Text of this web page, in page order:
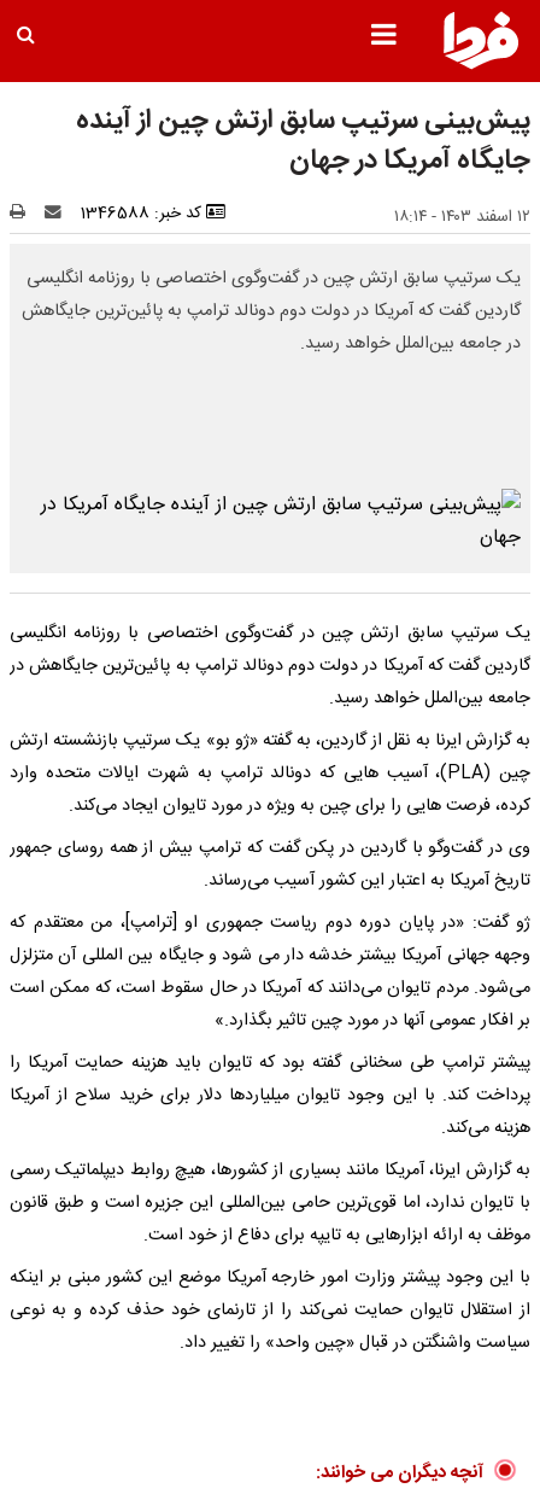
پیش‌بینی سرتیپ سابق ارتش چین از آینده
جایگاه آمریکا در جهان
۱۲ اسفند ۱۴۰۳ - ۱۸:۱۴ کد خبر: 1346588
یک سرتیپ سابق ارتش چین در گفت‌وگوی اختصاصی با روزنامه انگلیسی
گاردین گفت که آمریکا در دولت دوم دونالد ترامپ به پائین‌ترین جایگاهش
در جامعه بین‌الملل خواهد رسید.
یک سرتیپ سابق ارتش چین در گفت‌وگوی اختصاصی با روزنامه انگلیسی
گاردین گفت که آمریکا در دولت دوم دونالد ترامپ به پائین‌ترین جایگاهش در
جامعه بین‌الملل خواهد رسید.
به گزارش ایرنا به نقل از گاردین، به گفته «ژو بو» یک سرتیپ بازنشسته ارتش
چین (PLA)، آسیب هایی که دونالد ترامپ به شهرت ایالات متحده وارد
کرده، فرصت هایی را برای چین به ویژه در مورد تایوان ایجاد می‌کند.
وی در گفت‌وگو با گاردین در پکن گفت که ترامپ بیش از همه روسای جمهور
تاریخ آمریکا به اعتبار این کشور آسیب می‌رساند.
ژو گفت: «در پایان دوره دوم ریاست جمهوری او [ترامپ]، من معتقدم که
وجهه جهانی آمریکا بیشتر خدشه دار می شود و جایگاه بین المللی آن متزلزل
می‌شود. مردم تایوان می‌دانند که آمریکا در حال سقوط است، که ممکن است
بر افکار عمومی آنها در مورد چین تاثیر بگذارد.»
پیشتر ترامپ طی سخنانی گفته بود که تایوان باید هزینه حمایت آمریکا را
پرداخت کند. با این وجود تایوان میلیاردها دلار برای خرید سلاح از آمریکا
هزینه می‌کند.
به گزارش ایرنا، آمریکا مانند بسیاری از کشورها، هیچ روابط دیپلماتیک رسمی
با تایوان ندارد، اما قوی‌ترین حامی بین‌المللی این جزیره است و طبق قانون
موظف به ارائه ابزارهایی به تایپه برای دفاع از خود است.
با این وجود پیشتر وزارت امور خارجه آمریکا موضع این کشور مبنی بر اینکه
از استقلال تایوان حمایت نمی‌کند را از تارنمای خود حذف کرده و به نوعی
سیاست واشنگتن در قبال «چین واحد» را تغییر داد.
آنچه دیگران می خوانند: